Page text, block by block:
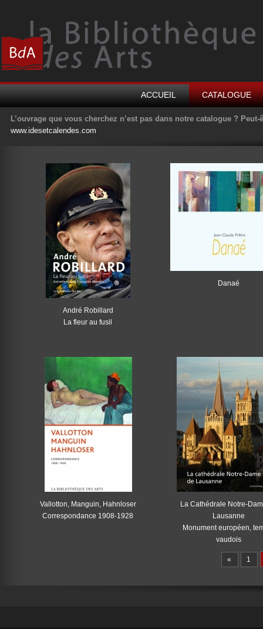
ACCUEIL CATALOGUE
L’ouvrage que vous cherchez n’est pas dans notre catalogue ?
www.idesetcalendes.com
André Robillard
La fleur au fusil
Danaé
Vallotton, Manguin, Hahnloser
Correspondance 1908-1928
La Cathédrale Notre-
Lausanne
Monument européen,
vaudois
« 1